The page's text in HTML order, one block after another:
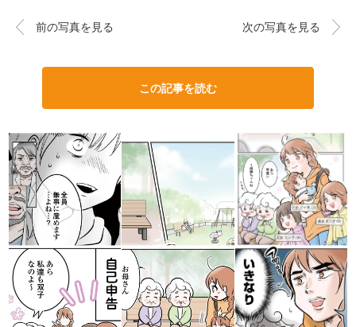
前の写真を見る 次の写真を見る
この記事を読む